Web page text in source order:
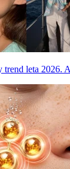
leta 2026.